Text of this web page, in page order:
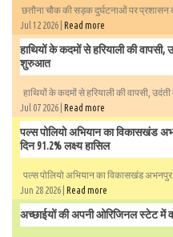
छतौना चौक की सड़क दुर्घटनाओं पर प्रशासन
Jul 12 2026 | Read more
हाथियों के कदमों से हरियाली की वापसी,
शुरुआत
हाथियों के कदमों से हरियाली की वापसी, उदंती
Jul 07 2026 | Read more
पल्स पोलियो अभियान का विकासखंड
दिन 91.2% लक्ष्य हासिल
पल्स पोलियो अभियान का विकासखंड
Jun 28 2026 | Read more
अच्छाईयों की अपनी ओरिजिनल स्टेट में